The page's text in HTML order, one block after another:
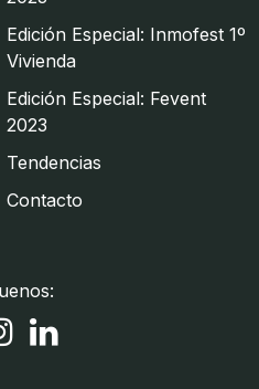
Edición Especial: Inmofest 1º
Vivienda
Edición Especial: Fevent
2023
Tendencias
Contacto